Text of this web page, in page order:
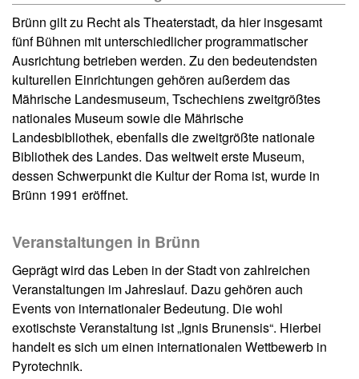
Brünn gilt zu Recht als Theaterstadt, da hier insgesamt
fünf Bühnen mit unterschiedlicher programmatischer
Ausrichtung betrieben werden. Zu den bedeutendsten
kulturellen Einrichtungen gehören außerdem das
Mährische Landesmuseum, Tschechiens zweitgrößtes
nationales Museum sowie die Mährische
Landesbibliothek, ebenfalls die zweitgrößte nationale
Bibliothek des Landes. Das weltweit erste Museum,
dessen Schwerpunkt die Kultur der Roma ist, wurde in
Brünn 1991 eröffnet.
Veranstaltungen in Brünn
Geprägt wird das Leben in der Stadt von zahlreichen
Veranstaltungen im Jahreslauf. Dazu gehören auch
Events von internationaler Bedeutung. Die wohl
exotischste Veranstaltung ist „Ignis Brunensis“. Hierbei
handelt es sich um einen internationalen Wettbewerb in
Pyrotechnik.